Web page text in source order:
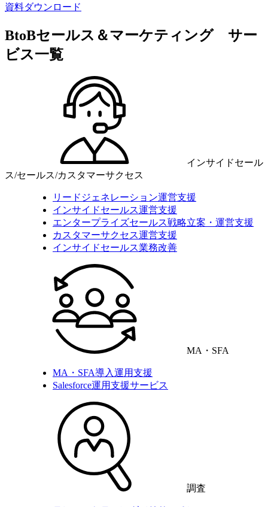
資料ダウンロード
BtoBセールス＆マーケティング サー
ビス一覧
インサイドセール
ス/セールス/カスタマーサクセス
リードジェネレーション運営支援
インサイドセールス運営支援
エンタープライズセールス戦略立案・運営支援
カスタマーサクセス運営支援
インサイドセールス業務改善
MA・SFA
MA・SFA導入運用支援
Salesforce運用支援サービス
調査